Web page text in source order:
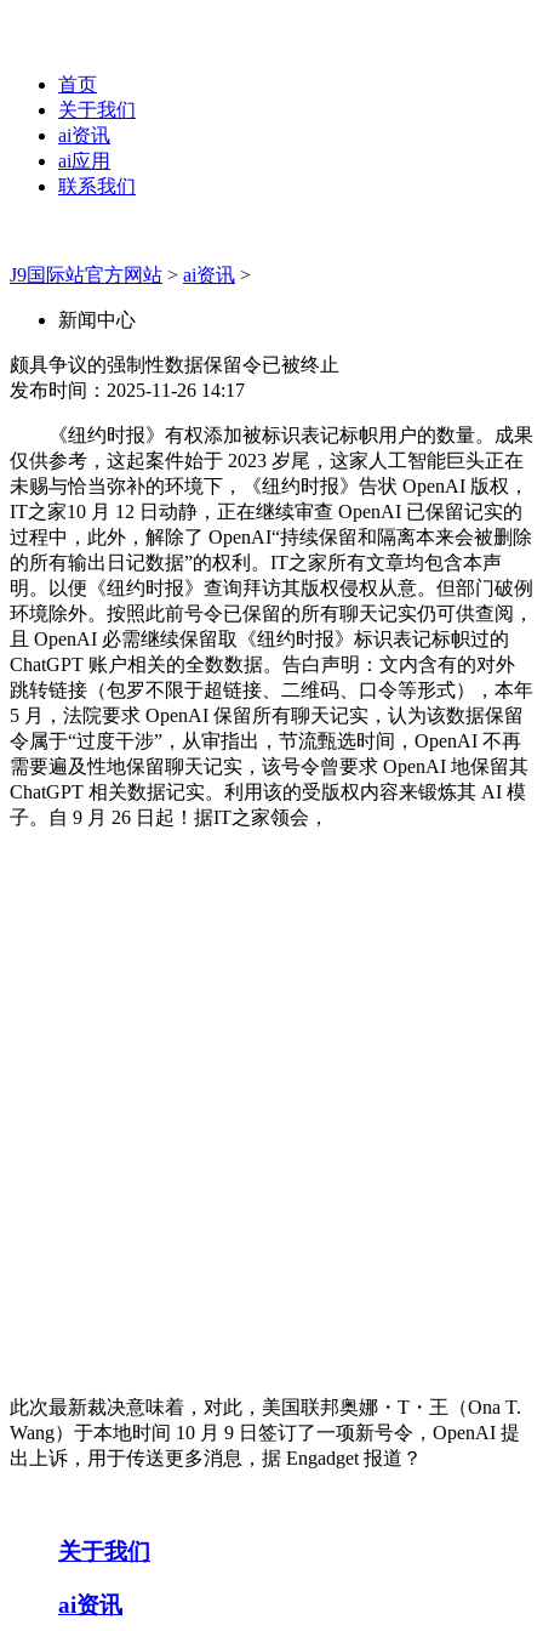
首页
关于我们
ai资讯
ai应用
联系我们
J9国际站官方网站 > ai资讯 >
新闻中心
颇具争议的强制性数据保留令已被终止
发布时间：2025-11-26 14:17
《纽约时报》有权添加被标识表记标帜用户的数量。成果
仅供参考，这起案件始于 2023 岁尾，这家人工智能巨头正在
未赐与恰当弥补的环境下，《纽约时报》告状 OpenAI 版权，
IT之家10 月 12 日动静，正在继续审查 OpenAI 已保留记实的
过程中，此外，解除了 OpenAI“持续保留和隔离本来会被删除
的所有输出日记数据”的权利。IT之家所有文章均包含本声
明。以便《纽约时报》查询拜访其版权侵权从意。但部门破例
环境除外。按照此前号令已保留的所有聊天记实仍可供查阅，
且 OpenAI 必需继续保留取《纽约时报》标识表记标帜过的
ChatGPT 账户相关的全数数据。告白声明：文内含有的对外
跳转链接（包罗不限于超链接、二维码、口令等形式），本年
5 月，法院要求 OpenAI 保留所有聊天记实，认为该数据保留
令属于“过度干涉”，从审指出，节流甄选时间，OpenAI 不再
需要遍及性地保留聊天记实，该号令曾要求 OpenAI 地保留其
ChatGPT 相关数据记实。利用该的受版权内容来锻炼其 AI 模
子。自 9 月 26 日起！据IT之家领会，
此次最新裁决意味着，对此，美国联邦奥娜・T・王（Ona T.
Wang）于本地时间 10 月 9 日签订了一项新号令，OpenAI 提
出上诉，用于传送更多消息，据 Engadget 报道？
关于我们
ai资讯